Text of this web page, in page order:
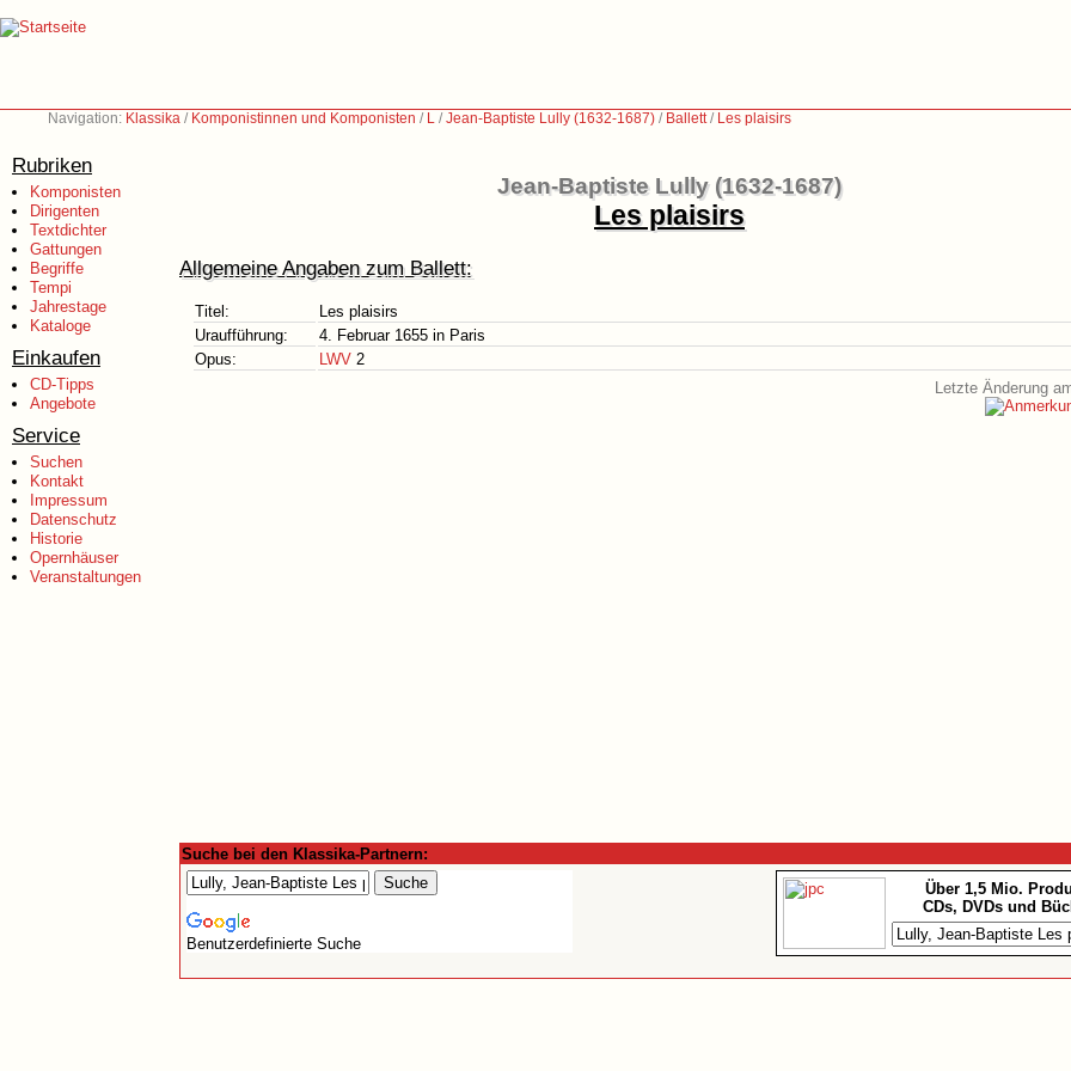
Navigation: Klassika / Komponistinnen und Komponisten / L /Jean-Baptiste Lully (1632-1687) / Ballett/ Les plaisirs
Rubriken
Komponisten
Dirigenten
Textdichter
Gattungen
Begriffe
Tempi
Jahrestage
Kataloge
Einkaufen
CD-Tipps
Angebote
Service
Suchen
Kontakt
Impressum
Datenschutz
Historie
Opernhäuser
Veranstaltungen
Jean-Baptiste Lully (1632-1687)
Les plaisirs
Allgemeine Angaben zum Ballett:
Titel:
Les plaisirs
Uraufführung:
4. Februar 1655 in Paris
Opus:
LWV 2
Letzte Änderung
Suche bei den Klassika-Partnern:
Benutzerdefinierte Suche
Über 1,5 Mio.
CDs, DVDs und